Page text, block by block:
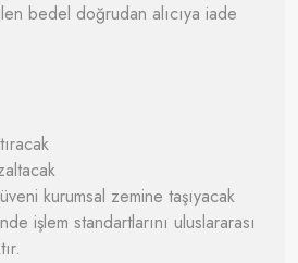
bedel doğrudan alıcıya iade
kurumsal zemine taşıyacak
işlem standartlarını uluslararası